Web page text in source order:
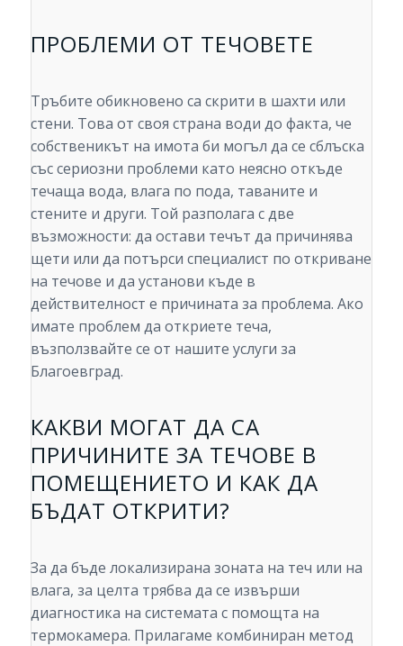
ПРОБЛЕМИ ОТ ТЕЧОВЕТЕ
Тръбите обикновено са скрити в шахти или
стени. Това от своя страна води до факта, че
собственикът на имота би могъл да се сблъска
със сериозни проблеми като неясно откъде
течаща вода, влага по пода, таваните и
стените и други. Той разполага с две
възможности: да остави течът да причинява
щети или да потърси специалист по откриване
на течове и да установи къде в
действителност е причината за проблема. Ако
имате проблем да откриете теча,
възползвайте се от нашите услуги за
Благоевград.
КАКВИ МОГАТ ДА СА
ПРИЧИНИТЕ ЗА ТЕЧОВЕ В
ПОМЕЩЕНИЕТО И КАК ДА
БЪДАТ ОТКРИТИ?
За да бъде локализирана зоната на теч или на
влага, за целта трябва да се извърши
диагностика на системата с помощта на
термокамера. Прилагаме комбиниран метод